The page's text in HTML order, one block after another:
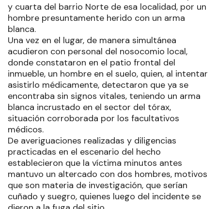
y cuarta del barrio Norte de esa localidad, por un
hombre presuntamente herido con un arma
blanca.
Una vez en el lugar, de manera simultánea
acudieron con personal del nosocomio local,
donde constataron en el patio frontal del
inmueble, un hombre en el suelo, quien, al intentar
asistirlo médicamente, detectaron que ya se
encontraba sin signos vitales, teniendo un arma
blanca incrustado en el sector del tórax,
situación corroborada por los facultativos
médicos.
De averiguaciones realizadas y diligencias
practicadas en el escenario del hecho
establecieron que la víctima minutos antes
mantuvo un altercado con dos hombres, motivos
que son materia de investigación, que serían
cuñado y suegro, quienes luego del incidente se